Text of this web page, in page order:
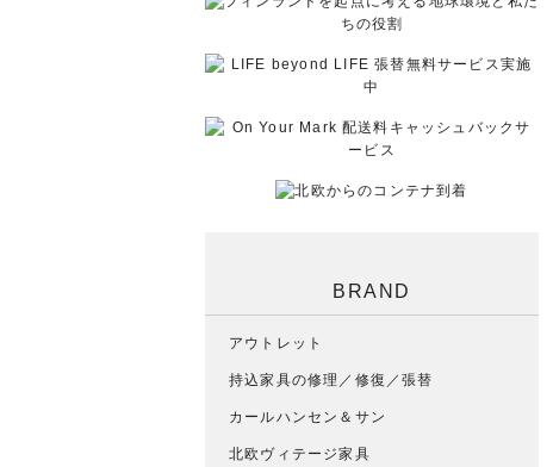
BRAND
アウトレット
持込家具の修理／修復／張替
カールハンセン＆サン
北欧ヴィテージ家具